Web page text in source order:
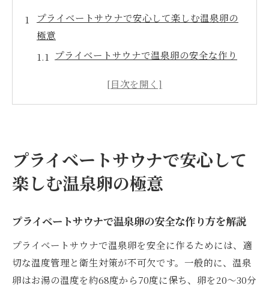
プライベートサウナで安心して楽しむ温泉卵の
極意
プライベートサウナで温泉卵の安全な作り
たまごの加熱管理でプライベートサウナを
健康志向の方に最適な温泉卵の楽しみ方
サウナと温泉卵でリラックス体験を深める
温泉卵作りを通じたサウナ体験の新たな魅力
プライベートサウナで体験する温泉卵作り
の醍醐味
温泉卵で味わうサウナの新しい楽しみ方
プライベートサウナで安心して
楽しむ温泉卵の極意
プライベートサウナで温泉卵の安全な作り方を解説
プライベートサウナで温泉卵を安全に作るためには、適
切な温度管理と衛生対策が不可欠です。一般的に、温泉
卵はお湯の温度を約68度から70度に保ち、卵を20〜30分